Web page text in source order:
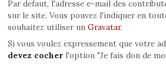
Par defaut, l'adresse e-mail des
sur le site. Vous pouvez l'indiquer en
souhaitez utiliser un Gravatar.
Si vous voulez expressement que votre
devez cocherl'option "Je fais don de